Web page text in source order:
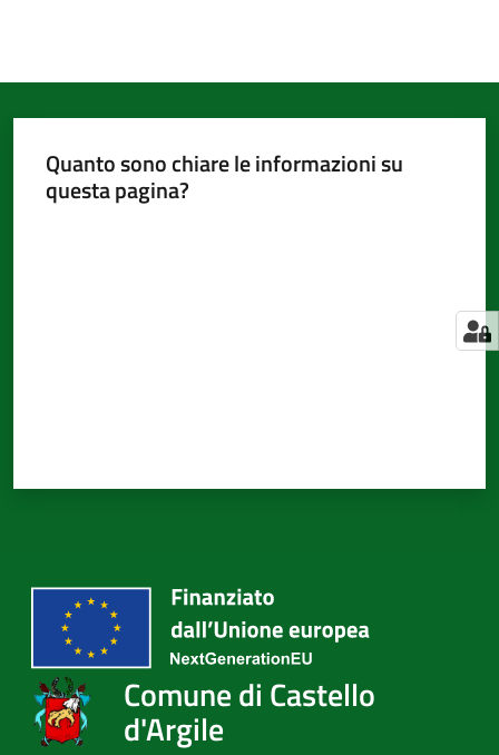
Quanto sono chiare le informazioni su
questa pagina?
Comune di Castello
d'Argile